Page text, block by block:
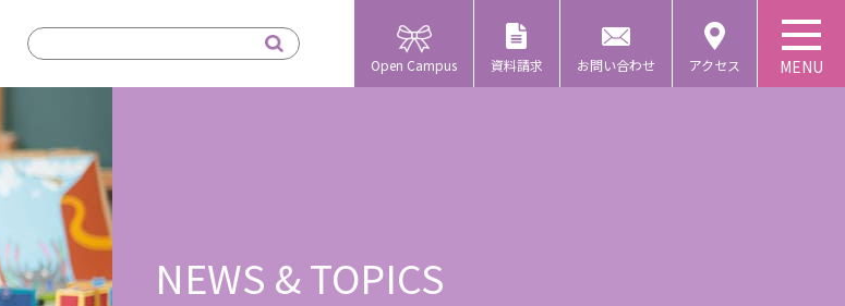
Open Campus 資料請求 お問い合わせ アクセス
NEWS & TOPICS